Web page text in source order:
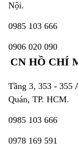
Nội.
0985 103 666
0906 020 090
CN HỒ CHÍ
Tầng 3, 353 - 355
Quán, TP. HCM.
0985 103 666
0978 169 591